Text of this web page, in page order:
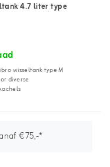
4.7 liter type
wisseltank type M
diverse
€75,-*